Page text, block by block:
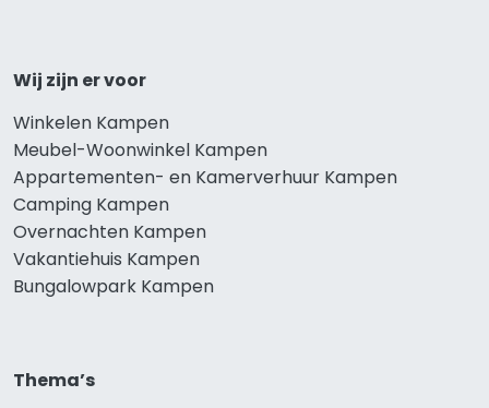
Wij zijn er voor
Winkelen Kampen
Meubel-Woonwinkel Kampen
Appartementen- en Kamerverhuur Kampen
Camping Kampen
Overnachten Kampen
Vakantiehuis Kampen
Bungalowpark Kampen
Thema’s